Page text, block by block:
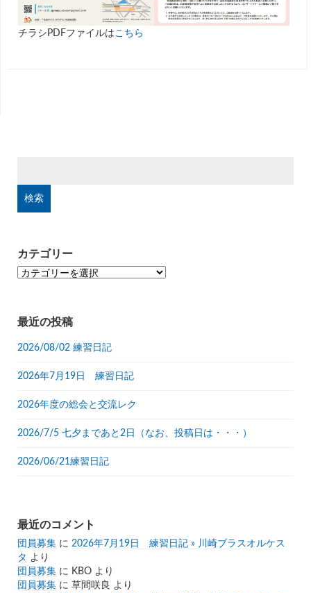
チラシPDFファイルは こちら
カテゴリー
カ
ー
最近の投稿
2026/08/02 練習日記
2026年7月19日 練習日記
2026年度の総会と交流レク
2026/7/5 七夕まであと2日（なお、投稿日は・・・）
2026/06/21練習日記
最近のコメント
団員募集 に 2026年7月19日 練習日記 » 川崎ブラスオルケス
タ より
団員募集 に KBO より
団員募集 に 草間咲良 より